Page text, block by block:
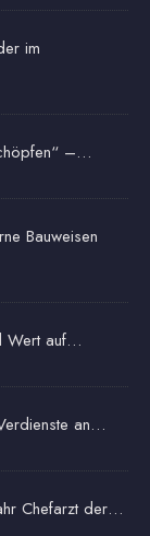
im
–…
Bauweisen
Wert auf…
an…
Chefarzt der…